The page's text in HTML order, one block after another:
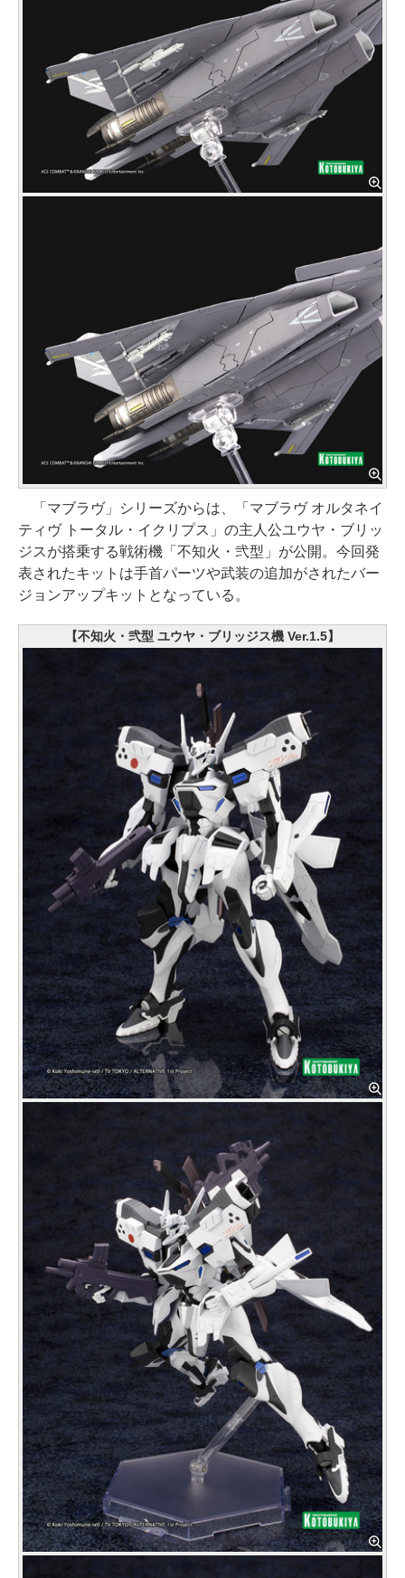
「マブラヴ」シリーズからは、「マブラヴ オルタネイ
ティヴ トータル・イクリプス」の主人公ユウヤ・ブリッ
ジスが搭乗する戦術機「不知火・弐型」が公開。今回発
表されたキットは手首パーツや武装の追加がされたバー
ジョンアップキットとなっている。
【不知火・弐型 ユウヤ・ブリッジス機 Ver.1.5】